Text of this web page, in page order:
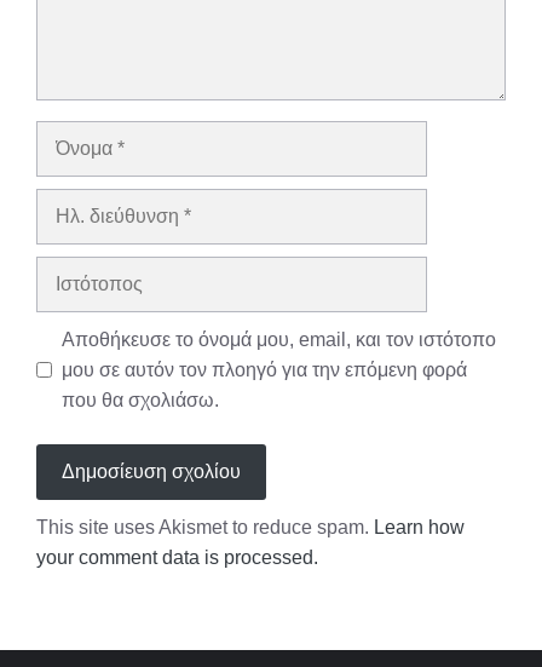
Όνομα
Ηλ.
Ιστότοπος
Αποθήκευσε το όνομά μου, email, και τον ιστότοπο
μου σε αυτόν τον πλοηγό για την επόμενη φορά
που θα σχολιάσω.
This site uses Akismet to reduce spam. Learn how
your comment data is processed.